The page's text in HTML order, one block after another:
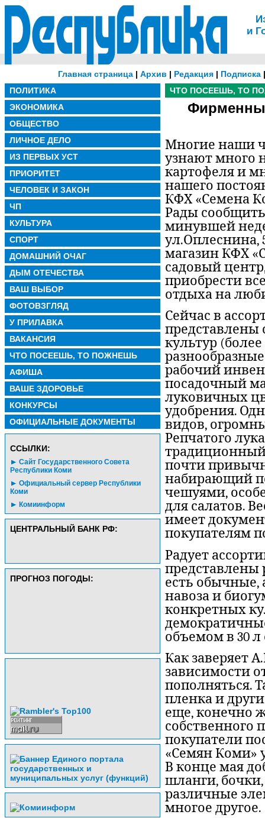
и
Главная страница | Архив | Редакция | Подписка
ПОЛИТИКА
ЭКОНОМИКА
ОБЩЕСТВО
ЛИЧНОЕ ДЕЛО
ИЗ ПЕРВЫХ УСТ
ПРИОРИТЕТ
ЧЕЛОВЕК И ЗАКОН
ЧП
КУЛЬТУРА
СПОРТ
ДОМАШНИЙ ОЧАГ
ДЫМ ОТЕЧЕСТВА
ВАШ ВЫБОР
ФОТОВЗГЛЯД
У ПРИЛАВКА
ВАКАНСИЯ
ЧТО ПОСЕЕШЬ, ТО ПОЖНЕШЬ
АФИША
ВАШЕ ЗДОРОВЬЕ
КОНКУРСЫ
ОФИЦИАЛЬНЫЕ ДОКУМЕНТЫ
CСЫЛКИ:
Сайт Государственного Совета
Республики Коми
Официальный сервер Республики
Коми
Комиинформ
ЦЕНТРАЛЬНЫЙ БАНК РФ:
ПРОГНОЗ ПОГОДЫ:
ЧТО ПОСЕЕШЬ, ТО
Многие наши
узнают много
картофеля и
нашего
КФХ «Семена
Рады
минувшей
ул.Оплеснина,
магазин КФХ
садовый
приобрести
отдыха на
Сейчас в
представлены
культур
рабочий
посадочный
луковичных
удобрения.
видов,
Репчатого
почти
набирающий
чешуями,
для салатов.
имеет
покупателям
Радует
представлены
есть обычные,
навоза и
конкретных
объемом в 30 л
Как заверяет
зависимости
пополняться.
пленка и
еще, конечно
собственного
покупатели
«Семян Коми»
В конце мая
шланги,
различные
многое другое.